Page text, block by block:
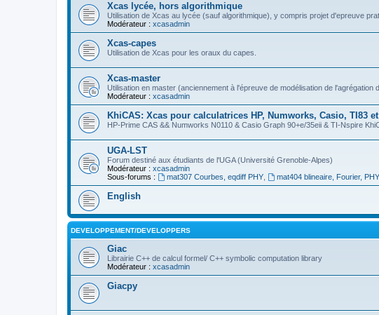
Xcas lycée, hors algorithmique
Utilisation de Xcas au lycée (sauf algorithmique), y compris projet d'epreuve
Modérateur : xcasadmin
Xcas-capes
Utilisation de Xcas pour les oraux du capes.
Xcas-master
Utilisation en master (anciennement à l'épreuve de modélisation de l'agrégation
Modérateur : xcasadmin
KhiCAS: Xcas pour calculatrices HP, Numworks, Casio, TI83
HP-Prime CAS && Numworks N0110 & Casio Graph 90+e/35eii & TI-Nspire
UGA-LST
Forum destiné aux étudiants de l'UGA (Université Grenoble-Alpes)
Modérateur : xcasadmin
Sous-forums :
mat307 Courbes, eqdiff PHY, mat404 blineaire, Fourier, PHY
English
DEVELOPPEMENT/DEVELOPPERS
Giac
Librairie C++ de calcul formel/ C++ symbolic computation library
Modérateur : xcasadmin
Giacpy